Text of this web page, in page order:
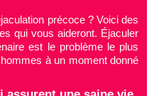
précoce ? Voici des
qui vous aideront. Éjaculer
est le problème le plus
à un moment donné